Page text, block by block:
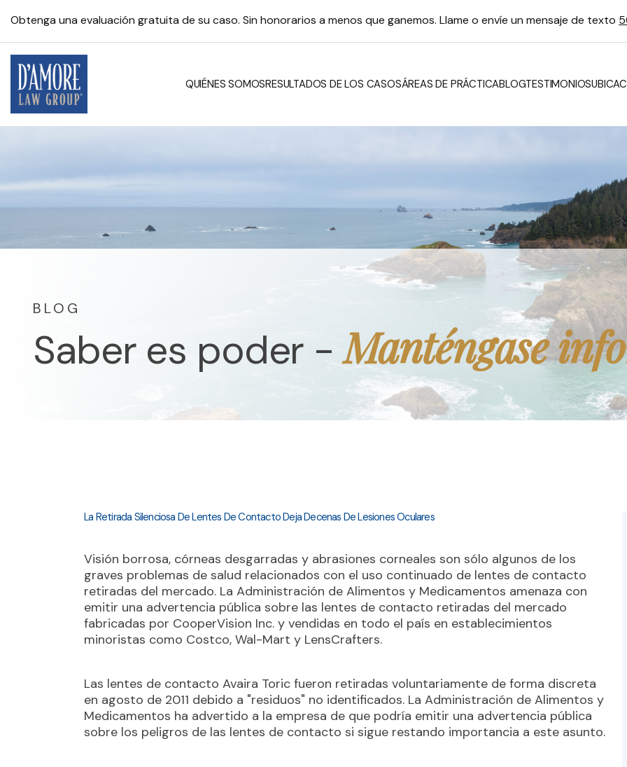
Obtenga una evaluación gratuita de su caso. Sin honorarios a menos que ganemos. Llame o envíe un mensaje de texto
QUIÉNES SOMOSRESULTADOS DE LOS CASOSÁREAS DE PRÁCTICABLOGTESTIMONIOS
Saber es poder -Manténgase
BLOG
La Retirada Silenciosa De Lentes De Contacto Deja Decenas De Lesiones Oculares
Visión borrosa, córneas desgarradas y abrasiones corneales son sólo algunos de los
graves problemas de salud relacionados con el uso continuado de lentes de contacto
retiradas del mercado. La Administración de Alimentos y Medicamentos amenaza con
emitir una advertencia pública sobre las lentes de contacto retiradas del mercado
fabricadas por CooperVision Inc. y vendidas en todo el país en establecimientos
minoristas como Costco, Wal-Mart y LensCrafters.
Las lentes de contacto Avaira Toric fueron retiradas voluntariamente de forma discreta
en agosto de 2011 debido a "residuos" no identificados. La Administración de Alimentos y
Medicamentos ha advertido a la empresa de que podría emitir una advertencia pública
sobre los peligros de las lentes de contacto si sigue restando importancia a este asunto.